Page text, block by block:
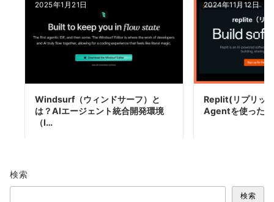
2025年1月21日
Windsurf（ウィンドサーフ）と
は？AIエージェント統合開発環境
（I…
2024年11月12日
Replit(リプリッ
Agentを使った
検索
検索